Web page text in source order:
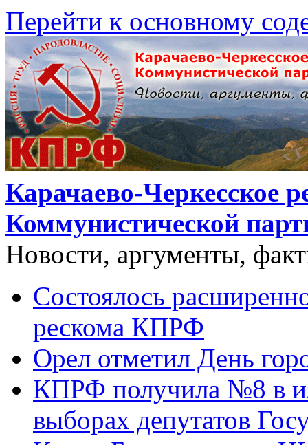
Перейти к основному
Карачаево-Черкесское
Коммунистической
Новости, аргументы,
Состоялось
рескома КПРФ
Орел отметил День
КПРФ получила №8 в
выборах депутатов